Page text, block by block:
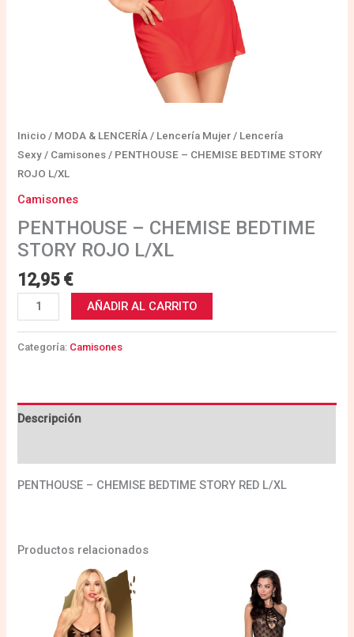
Inicio / MODA & LENCERÍA / Lencería Mujer / Lencería
Sexy / Camisones / PENTHOUSE – CHEMISE BEDTIME STORY
ROJO L/XL
Camisones
PENTHOUSE – CHEMISE BEDTIME
STORY ROJO L/XL
12,95 €
AÑADIR AL CARRITO
Categoría: Camisones
Descripción
PENTHOUSE – CHEMISE BEDTIME STORY RED L/XL
Productos relacionados